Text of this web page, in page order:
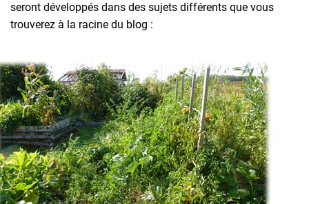
seront développés dans des sujets différents que vous
trouverez à la racine du blog :